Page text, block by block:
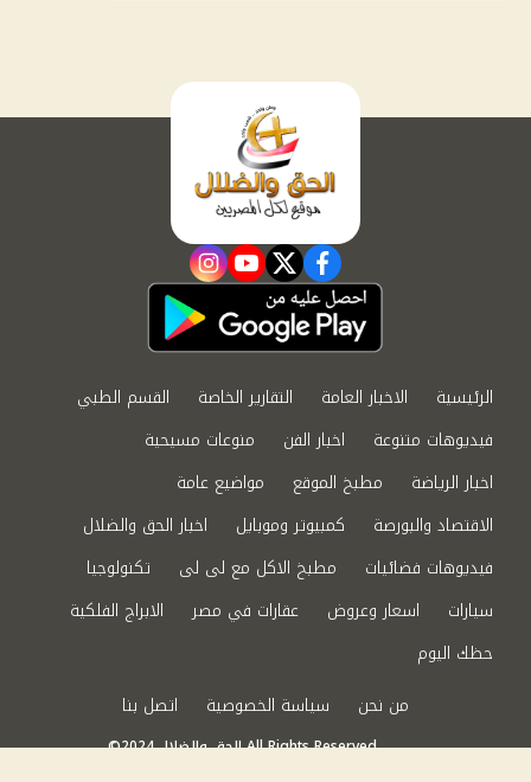
facebook
twitter
youtube
instagram
الرئيسية الاخبار العامة التقارير الخاصة
القسم الطبي
فيديوهات متنوعة
اخبار الفن
منوعات مسيحية
اخبار الرياضة
مطبخ الموقع
مواضيع عامة
الاقتصاد والبورصة
كمبيوتر وموبايل
اخبار الحق والضلال
فيديوهات فضائيات
مطبخ الاكل مع لى لى
تكنولوجيا
سيارات
اسعار وعروض عقارات في مصر
الابراج الفلكية
حظك اليوم
من نحن
سياسة الخصوصية اتصل بنا
©2024 الحق والضلال All Rights Reserved.